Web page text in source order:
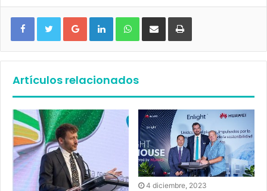
Google+ LinkedIn WhatsApp
Artículos relacionados
4 diciembre, 2023